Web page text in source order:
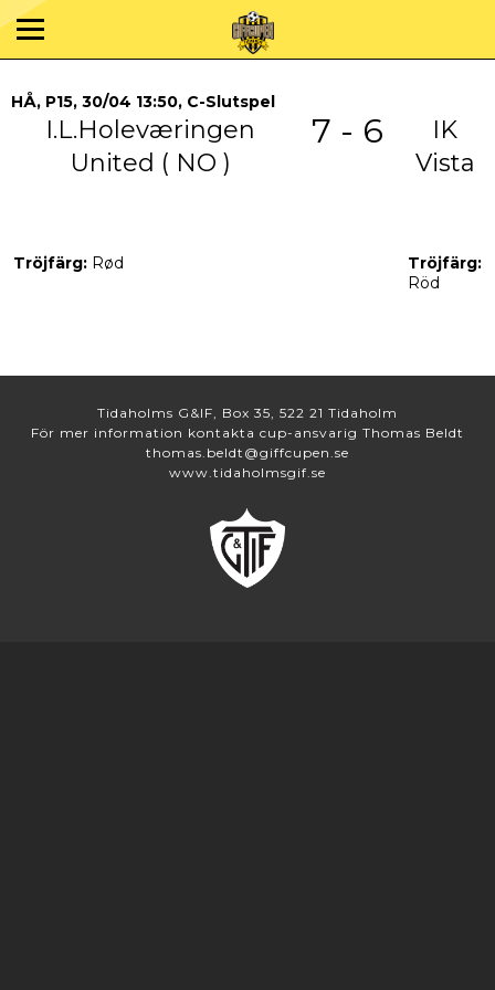
HÅ, P15, 30/04 13:50, C-Slutspel
I.L.Holeværingen
United ( NO )
7 - 6
IK
Vista
Tröjfärg: Rød
Tröjfärg:
Röd
Tidaholms G&IF, Box 35, 522 21 Tidaholm
För mer information kontakta cup-ansvarig Thomas Beldt
thomas.beldt@giffcupen.se
www.tidaholmsgif.se